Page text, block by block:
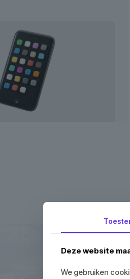
Deze website
We gebruiken